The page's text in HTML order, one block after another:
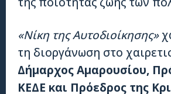
«Νίκη της Αυτοδιοίκησης»
τη διοργάνωση στο
Δήμαρχος Αμαρουσίου,
ΚΕΔΕ και Πρόεδρος της